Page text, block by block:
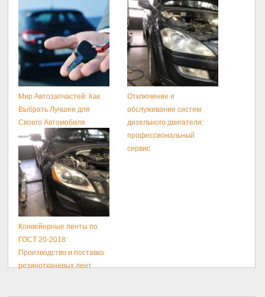
Мир Автозапчастей: Как
Выбрать Лучшее для
Своего Автомобиля
Отключение и
обслуживание систем
дизельного двигателя:
профессиональный
сервис
Конвейерные ленты по
ГОСТ 20-2018:
Производство и поставка
резинотканевых лент